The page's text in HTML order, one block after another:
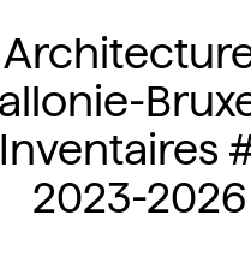
culturel
Bruxelles
Inventaires
2023-2026